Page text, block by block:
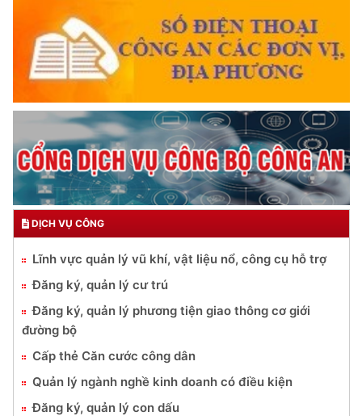
DỊCH VỤ CÔNG
Lĩnh vực quản lý vũ khí, vật liệu nổ, công cụ hỗ trợ
Đăng ký, quản lý cư trú
Đăng ký, quản lý phương tiện giao thông cơ giới
đường bộ
Cấp thẻ Căn cước công dân
Quản lý ngành nghề kinh doanh có điều kiện
Đăng ký, quản lý con dấu